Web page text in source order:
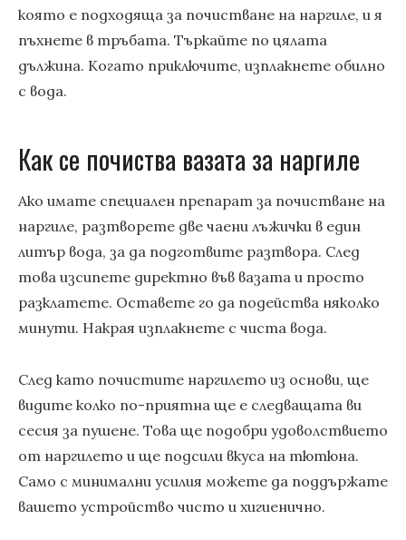
която е подходяща за почистване на наргиле, и я
пъхнете в тръбата. Търкайте по цялата
дължина. Когато приключите, изплакнете обилно
с вода.
Как се почиства вазата за наргиле
Ако имате специален препарат за почистване на
наргиле, разтворете две чаени лъжички в един
литър вода, за да подготвите разтвора. След
това изсипете директно във вазата и просто
разклатете. Оставете го да подейства няколко
минути. Накрая изплакнете с чиста вода.
След като почистите наргилето из основи, ще
видите колко по-приятна ще е следващата ви
сесия за пушене. Това ще подобри удоволствието
от наргилето и ще подсили вкуса на тютюна.
Само с минимални усилия можете да поддържате
вашето устройство чисто и хигиенично.